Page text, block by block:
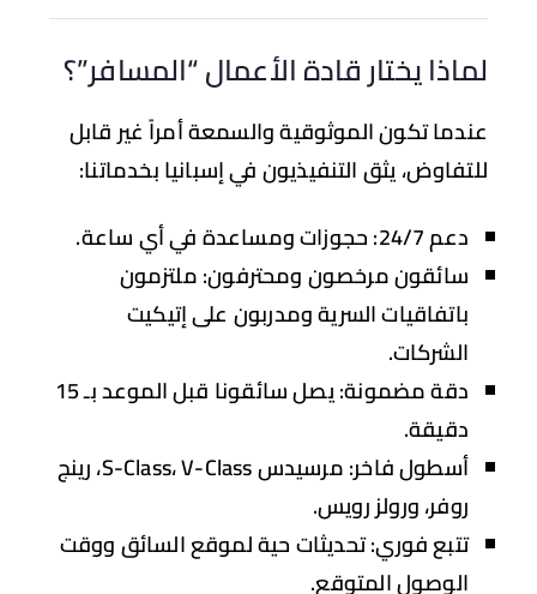
يختار قادة الأعمال “المسافر”؟
تكون الموثوقية والسمعة أمراً غير قابل
يثق التنفيذيون في إسبانيا بخدماتنا:
دعم 24/7:
حجوزات ومساعدة في أي ساعة.
سائقون مرخصون ومحترفون:ملتزمون
باتفاقيات السرية ومدربون على إتيكيت
الشركات.
دقة مضمونة:
يصل سائقونا قبل الموعد بـ 15
أسطول فاخر:
مرسيدس S-Class، V-Class، رينج
روفر، ورولز رويس.
تتبع فوري:تحديثات حية لموقع السائق ووقت
الوصول المتوقع.